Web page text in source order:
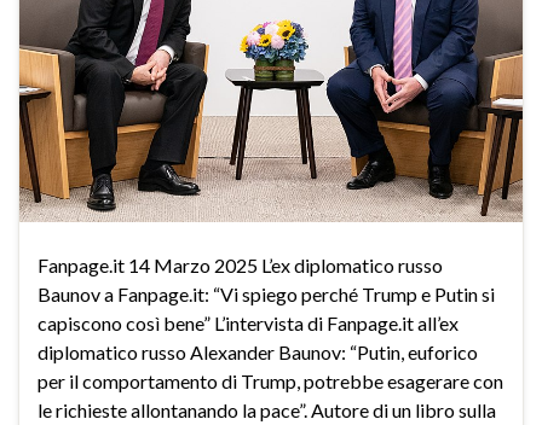
Fanpage.it 14 Marzo 2025 L’ex diplomatico russo
Baunov a Fanpage.it: “Vi spiego perché Trump e Putin si
capiscono così bene” L’intervista di Fanpage.it all’ex
diplomatico russo Alexander Baunov: “Putin, euforico
per il comportamento di Trump, potrebbe esagerare con
le richieste allontanando la pace”. Autore di un libro sulla